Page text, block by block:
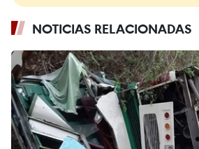
NOTICIAS RELACIONADAS